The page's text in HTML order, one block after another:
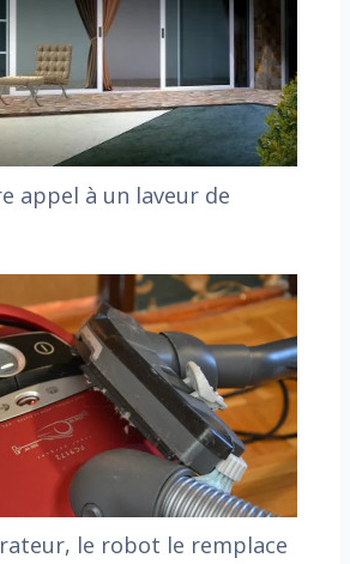
appel à un laveur de
le robot le remplace